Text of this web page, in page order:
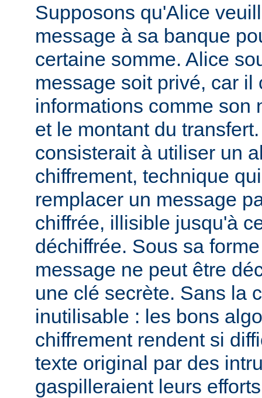
Supposons qu'Alice
message à sa banque
certaine somme. Alice
message soit privé, car il
informations comme son
et le montant du
consisterait à utiliser un
chiffrement, technique
remplacer un message
chiffrée, illisible jusqu'à
déchiffrée. Sous sa
message ne peut être
une clé secrète. Sans la
inutilisable : les bons
chiffrement rendent si
texte original par des
gaspilleraient leurs